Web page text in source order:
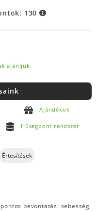
130
ajánljuk
Ajándékok
Hűségpont rendszer
Értesítések
bevontatási sebesség